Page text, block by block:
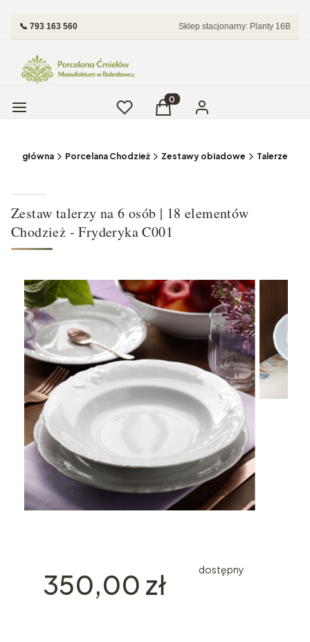
📞 793 163 560 Sklep stacjonarny: Planty 16B
Menu UlubioneProdukty w koszyku: 0.
Koszyk Zaloguj się
główna Porcelana Chodzież Zestawy obiadowe Talerze
Zestaw talerzy na 6 osób | 18 elementów
Chodzież - Fryderyka C001
Cena
350,00 zł dostępny